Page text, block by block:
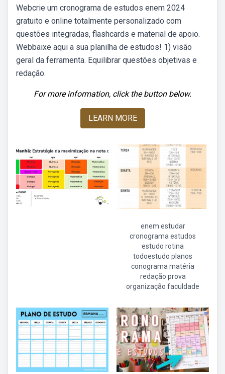
Webcrie um cronograma de estudos enem 2024
gratuito e online totalmente personalizado com
questões integradas, flashcards e material de apoio.
Webbaixe aqui a sua planilha de estudos! 1) visão
geral da ferramenta. Equilibrar questões objetivas e
redação.
For more information, click the button below.
LEARN MORE
enem estudar
cronograma estudos
estudo rotina
todoestudo planos
conograma matéria
redação prova
organização faculdade